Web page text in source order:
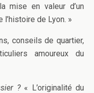
mise en valeur d’un
de Lyon. »
conseils de quartier,
amoureux du
?« L’originalité du